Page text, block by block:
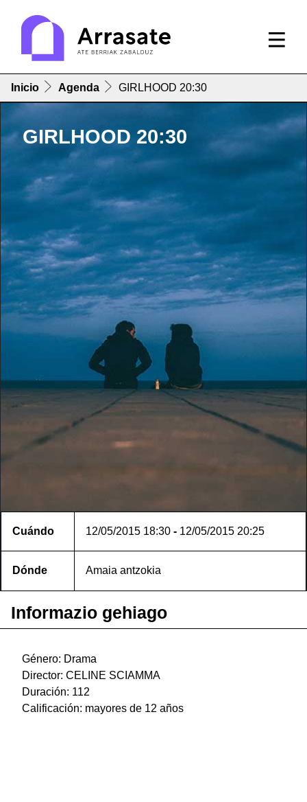
Inicio Agenda GIRLHOOD 20:30
GIRLHOOD 20:30
Cuándo 12/05/2015 18:30 - 12/05/2015 20:25
Dónde Amaia antzokia
Informazio gehiago
Género: Drama
Director: CELINE SCIAMMA
Duración: 112
Calificación: mayores de 12 años